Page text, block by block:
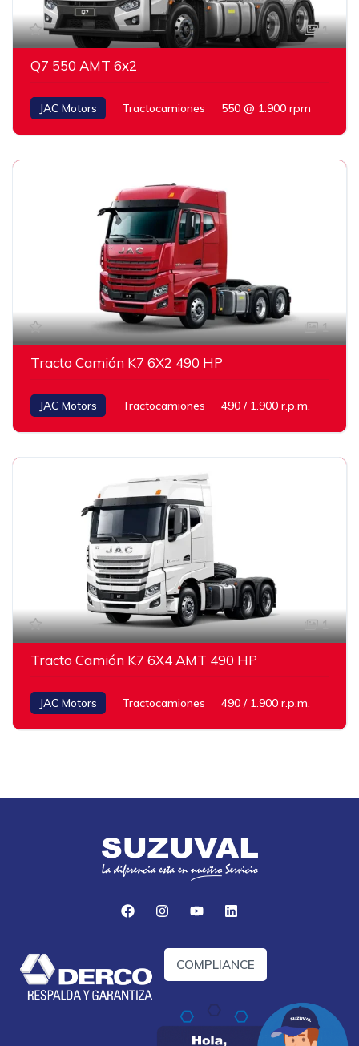
1
Q7 550 AMT 6x2
JAC Motors Tractocamiones 550 @ 1.900 rpm
1
Tracto Camión K7 6X2 490 HP
JAC Motors Tractocamiones 490 / 1.900 r.p.m.
1
Tracto Camión K7 6X4 AMT 490 HP
JAC Motors Tractocamiones 490 / 1.900 r.p.m.
COMPLIANCE